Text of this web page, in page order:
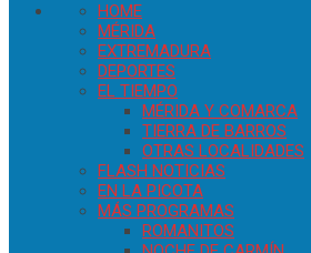
HOME
MÉRIDA
EXTREMADURA
DEPORTES
EL TIEMPO
MÉRIDA Y COMARCA
TIERRA DE BARROS
OTRAS LOCALIDADES
FLASH NOTICIAS
EN LA PICOTA
MÁS PROGRAMAS
ROMANITOS